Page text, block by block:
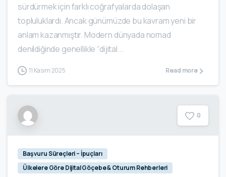
sürdürmek için farklı coğrafyalarda dolaşan
topluluklardı. Ancak günümüzde bu kavram yeni bir
anlam kazanmıştır. Modern dünyada nomad
denildiğinde genellikle “dijital...
11 Kasım 2025 Read more
0
Başvuru Süreçleri – İpuçları
Ülkelere Göre Dijital Göçebe & Oturum Rehberleri